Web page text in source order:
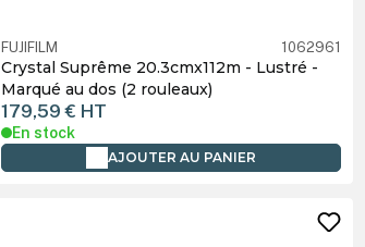
FUJIFILM 1062961
Crystal Suprême 20.3cmx112m - Lustré -
Marqué au dos (2 rouleaux)
179,59 € HT
En stock
AJOUTER AU PANIER